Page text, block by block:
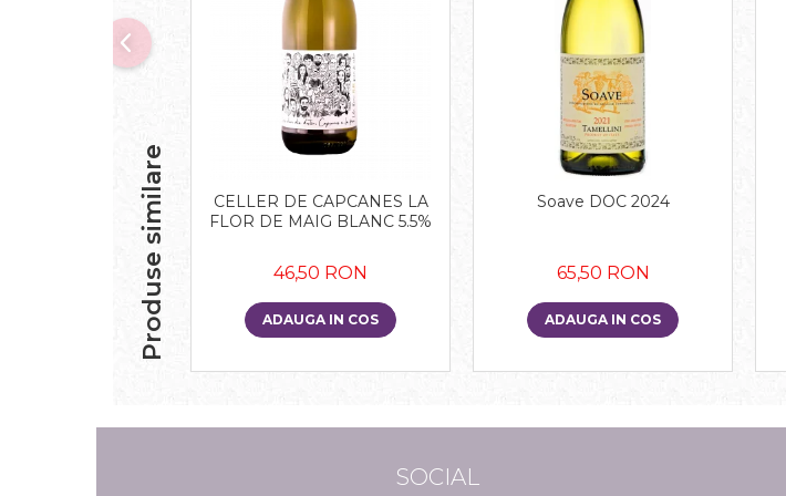
Produse similare
CELLER DE CAPCANES LA
FLOR DE MAIG BLANC 5.5%
46,50 RON
ADAUGA IN COS
Soave DOC 2024
65,50 RON
ADAUGA IN COS
SOCIAL